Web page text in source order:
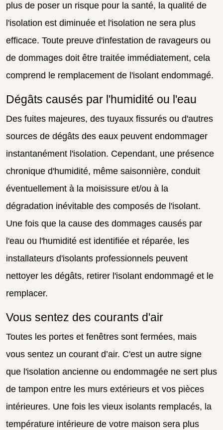
plus de poser un risque pour la santé, la qualité de
l'isolation est diminuée et l'isolation ne sera plus
efficace. Toute preuve d'infestation de ravageurs ou
de dommages doit être traitée immédiatement, cela
comprend le remplacement de l'isolant endommagé.
Dégâts causés par l'humidité ou l'eau
Des fuites majeures, des tuyaux fissurés ou d'autres
sources de dégâts des eaux peuvent endommager
instantanément l'isolation. Cependant, une présence
chronique d'humidité, même saisonnière, conduit
éventuellement à la moisissure et/ou à la
dégradation inévitable des composés de l'isolant.
Une fois que la cause des dommages causés par
l'eau ou l'humidité est identifiée et réparée, les
installateurs d'isolants professionnels peuvent
nettoyer les dégâts, retirer l'isolant endommagé et le
remplacer.
Vous sentez des courants d'air
Toutes les portes et fenêtres sont fermées, mais
vous sentez un courant d’air. C'est un autre signe
que l'isolation ancienne ou endommagée ne sert plus
de tampon entre les murs extérieurs et vos pièces
intérieures. Une fois les vieux isolants remplacés, la
température intérieure de votre maison sera plus